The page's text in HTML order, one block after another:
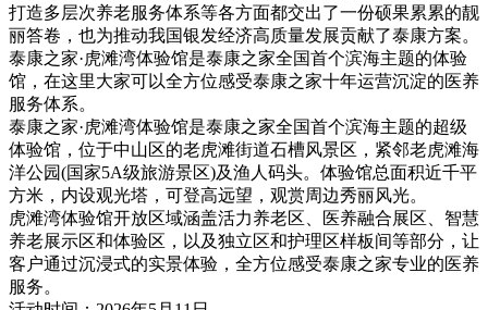
打造多层次养老服务体系等各方面都交出了一份硕果累累的靓
丽答卷，也为推动我国银发经济高质量发展贡献了泰康方案。
泰康之家·虎滩湾体验馆是泰康之家全国首个滨海主题的体验
馆，在这里大家可以全方位感受泰康之家十年运营沉淀的医养
服务体系。
泰康之家·虎滩湾体验馆是泰康之家全国首个滨海主题的超级
体验馆，位于中山区的老虎滩街道石槽风景区，紧邻老虎滩海
洋公园(国家5A级旅游景区)及渔人码头。体验馆总面积近千平
方米，内设观光塔，可登高远望，观赏周边秀丽风光。
虎滩湾体验馆开放区域涵盖活力养老区、医养融合展区、智慧
养老展示区和体验区，以及独立区和护理区样板间等部分，让
客户通过沉浸式的实景体验，全方位感受泰康之家专业的医养
服务。